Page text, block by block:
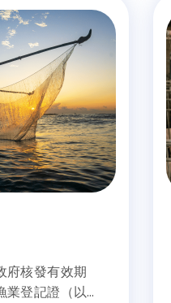
府核發有效期
業登記證（以